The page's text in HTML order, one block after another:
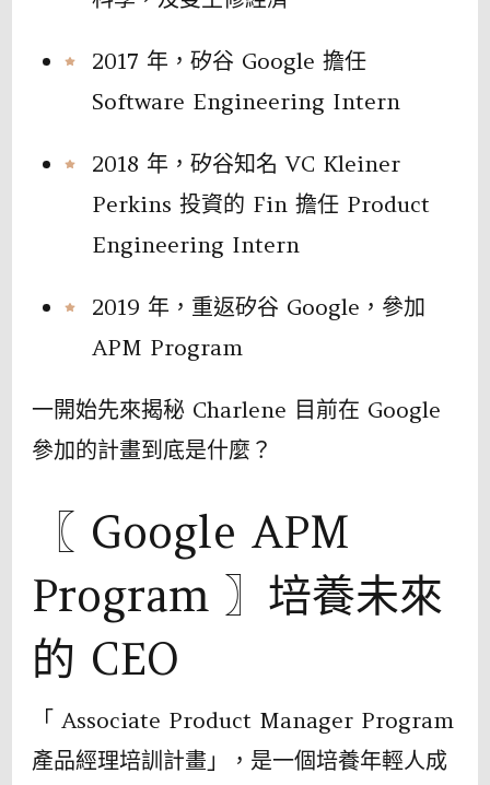
2017 年，矽谷 Google 擔任
Software Engineering Intern
2018 年，矽谷知名 VC Kleiner
Perkins 投資的 Fin 擔任 Product
Engineering Intern
2019 年，重返矽谷 Google，參加
APM Program
一開始先來揭秘 Charlene 目前在 Google
參加的計畫到底是什麼？
〖 Google APM
Program 〗培養未來
的 CEO
「 Associate Product Manager Program
產品經理培訓計畫」，是一個培養年輕人成